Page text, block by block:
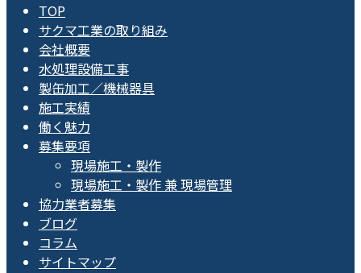
TOP
サクマ工業の取り組み
会社概要
水処理設備工事
製缶加工／機械器具
施工実績
働く魅力
募集要項
現場施工・製作
現場施工・製作 兼 現場管理
協力業者募集
ブログ
コラム
サイトマップ